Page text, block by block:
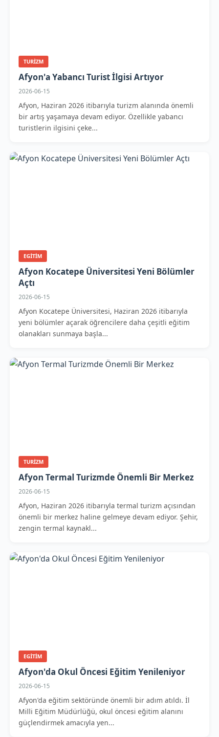
TURIZM
Afyon'a Yabancı Turist İlgisi Artıyor
2026-06-15
Afyon, Haziran 2026 itibarıyla turizm alanında önemli
bir artış yaşamaya devam ediyor. Özellikle yabancı
turistlerin ilgisini çeke...
EGITIM
Afyon Kocatepe Üniversitesi Yeni Bölümler
Açtı
2026-06-15
Afyon Kocatepe Üniversitesi, Haziran 2026 itibarıyla
yeni bölümler açarak öğrencilere daha çeşitli eğitim
olanakları sunmaya başla...
TURIZM
Afyon Termal Turizmde Önemli Bir Merkez
2026-06-15
Afyon, Haziran 2026 itibarıyla termal turizm açısından
önemli bir merkez haline gelmeye devam ediyor. Şehir,
zengin termal kaynakl...
EGITIM
Afyon'da Okul Öncesi Eğitim Yenileniyor
2026-06-15
Afyon'da eğitim sektöründe önemli bir adım atıldı. İl
Milli Eğitim Müdürlüğü, okul öncesi eğitim alanını
güçlendirmek amacıyla yen...